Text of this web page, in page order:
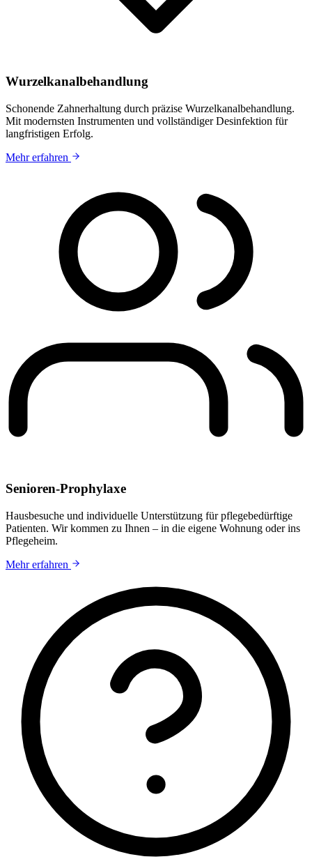
Wurzelkanalbehandlung
Schonende Zahnerhaltung durch präzise Wurzelkanalbehandlung.
Mit modernsten Instrumenten und vollständiger Desinfektion für
langfristigen Erfolg.
Mehr erfahren
Senioren-Prophylaxe
Hausbesuche und individuelle Unterstützung für pflegebedürftige
Patienten. Wir kommen zu Ihnen – in die eigene Wohnung oder ins
Pflegeheim.
Mehr erfahren